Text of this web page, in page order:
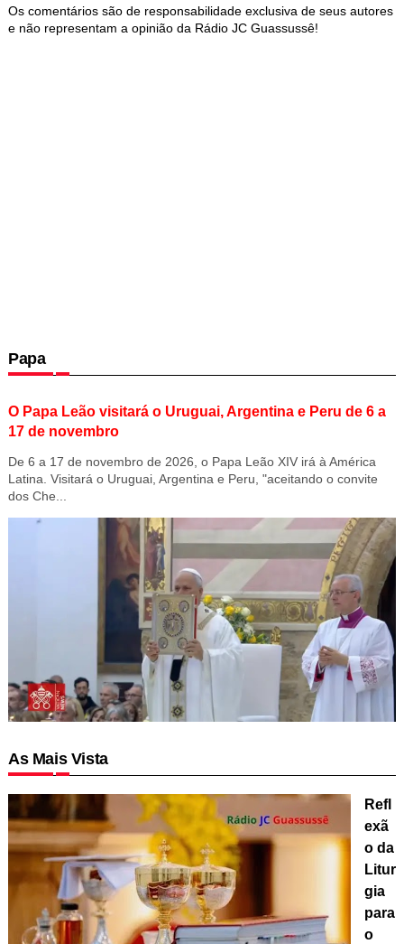
Os comentários são de responsabilidade exclusiva de seus autores
e não representam a opinião da Rádio JC Guassussê!
Papa
O Papa Leão visitará o Uruguai, Argentina e Peru de 6 a
17 de novembro
De 6 a 17 de novembro de 2026, o Papa Leão XIV irá à América
Latina. Visitará o Uruguai, Argentina e Peru, "aceitando o convite
dos Che...
As Mais Vista
Refl
exã
o da
Litur
gia
para
o